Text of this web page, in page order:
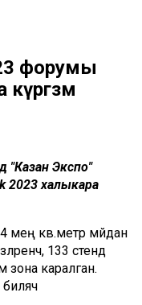
форумы
"Казан Экспо"
2023 халыкара
мең кв.метр мәйдан
133 стенд
зона каралган.